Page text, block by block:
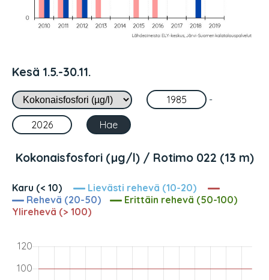
Kesä 1.5.-30.11.
-
Kokonaisfosfori (µg/l) / Rotimo 022 (13 m)
Karu (< 10)
Lievästi rehevä (10-20)
Rehevä (20-50)
Erittäin rehevä (50-100)
Ylirehevä (> 100)